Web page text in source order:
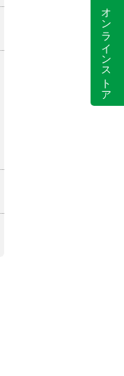
オンラインストア